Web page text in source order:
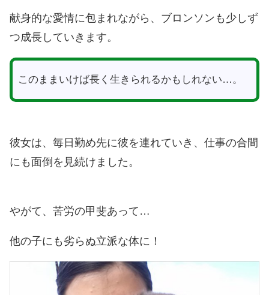
献身的な愛情に包まれながら、ブロンソンも少しず
つ成長していきます。
このままいけば長く生きられるかもしれない…。
彼女は、毎日勤め先に彼を連れていき、仕事の合間
にも面倒を見続けました。
やがて、苦労の甲斐あって…
他の子にも劣らぬ立派な体に！